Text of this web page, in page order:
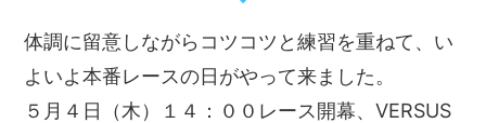
体調に留意しながらコツコツと練習を重ねて、い
よいよ本番レースの日がやって来ました。
５月４日（木）１４：００レース開幕、VERSUS